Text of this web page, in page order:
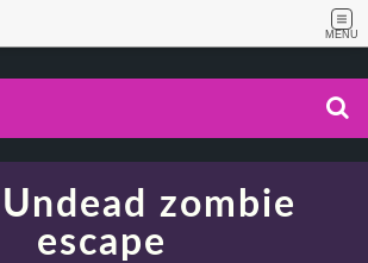
MENU
zombie
escape